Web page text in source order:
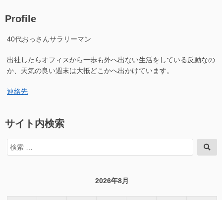
Profile
40代おっさんサラリーマン
出社したらオフィスから一歩も外へ出ない生活をしている反動なの
か、天気の良い週末は大抵どこかへ出かけています。
連絡先
サイト内検索
検
索
索
2026年8月